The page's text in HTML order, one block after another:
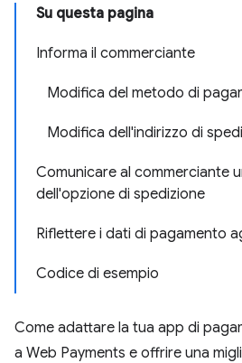
Su questa pagina
Informa il commerciante
Modifica del metodo di
Modifica dell'indirizzo di
Comunicare al commerciante
dell'opzione di spedizione
Riflettere i dati di pagamento
Codice di esempio
Come adattare la tua app di
a Web Payments e offrire una